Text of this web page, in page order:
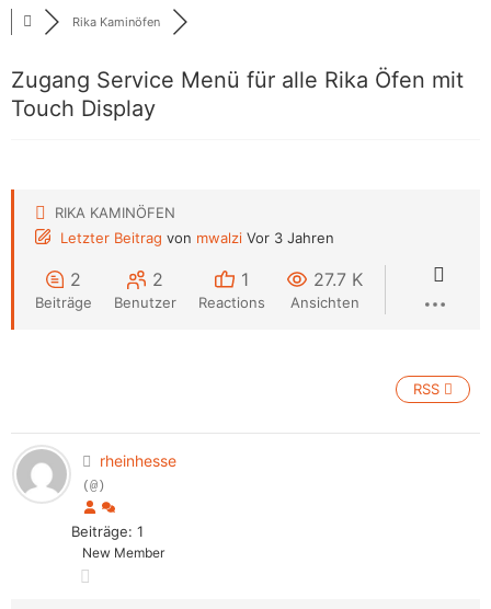
Rika Kaminöfen
Zugang Service Menü für alle Rika Öfen mit
Touch Display
RIKA KAMINÖFEN
Letzter Beitrag von mwalzi Vor 3 Jahren
2
Beiträge
2
Benutzer
1
Reactions
27.7 K
Ansichten
RSS
rheinhesse
(@)
Beiträge: 1
New Member